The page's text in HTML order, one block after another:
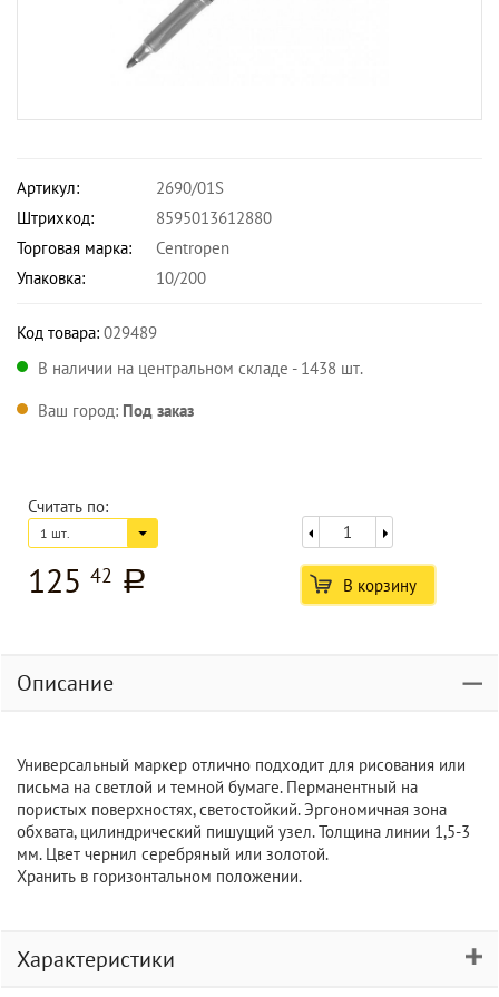
Артикул:
2690/01S
Штрихкод:
8595013612880
Торговая марка:
Centropen
Упаковка:
10/200
Код товара: 029489
В наличии на центральном складе - 1438 шт.
Ваш город: Под заказ
Считать по:
1 шт.
125 42 a В корзину
Описание
Универсальный маркер отлично подходит для рисования или
письма на светлой и темной бумаге. Перманентный на
пористых поверхностях, светостойкий. Эргономичная зона
обхвата, цилиндрический пишущий узел. Толщина линии 1,5-3
мм. Цвет чернил серебряный или золотой.
Хранить в горизонтальном положении.
Характеристики